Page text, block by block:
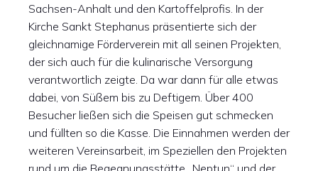
Sachsen-Anhalt und den Kartoffelprofis. In der
Kirche Sankt Stephanus präsentierte sich der
gleichnamige Förderverein mit all seinen Projekten,
der sich auch für die kulinarische Versorgung
verantwortlich zeigte. Da war dann für alle etwas
dabei, von Süßem bis zu Deftigem. Über 400
Besucher ließen sich die Speisen gut schmecken
und füllten so die Kasse. Die Einnahmen werden der
weiteren Vereinsarbeit, im Speziellen den Projekten
rund um die Begegnungsstätte „Neptun“ und der